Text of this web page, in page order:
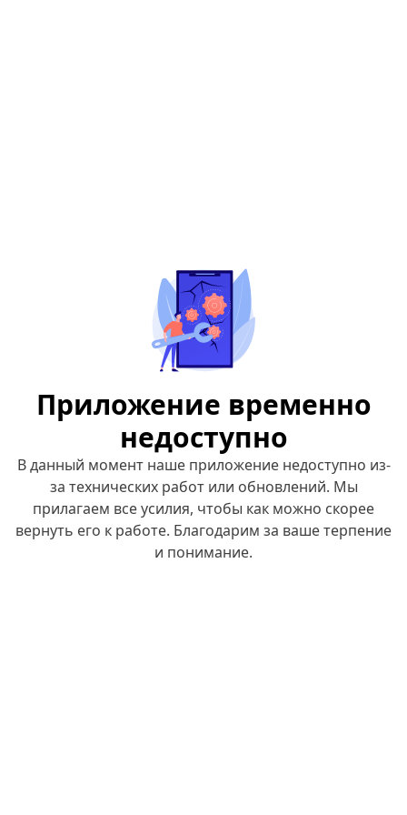
Приложение временно
недоступно
В данный момент наше приложение недоступно из-
за технических работ или обновлений. Мы
прилагаем все усилия, чтобы как можно скорее
вернуть его к работе. Благодарим за ваше терпение
и понимание.